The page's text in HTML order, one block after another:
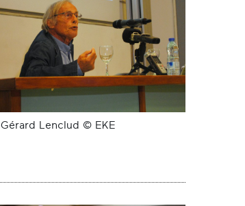
Gérard Lenclud © EKE